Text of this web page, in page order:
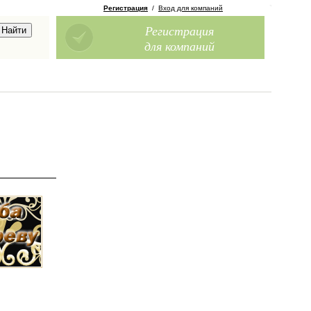
Регистрация / Вход для компаний
Регистрация
для компаний